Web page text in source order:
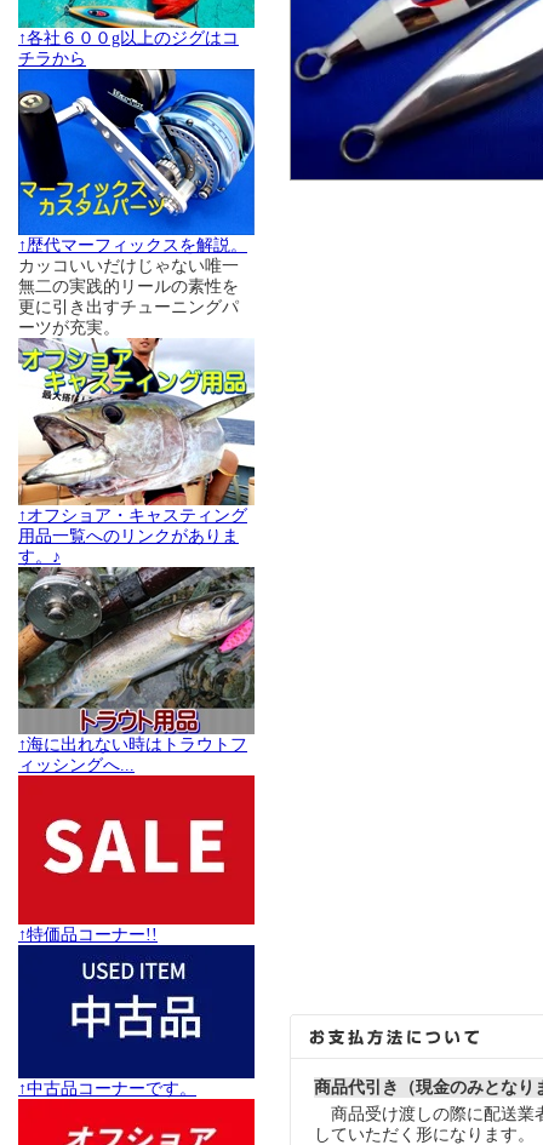
↑各社６００g以上のジグはコ
チラから
↑歴代マーフィックスを解説。
カッコいいだけじゃない唯一
無二の実践的リールの素性を
更に引き出すチューニングパ
ーツが充実。
↑オフショア・キャスティング
用品一覧へのリンクがありま
す。♪
↑海に出れない時はトラウトフ
ィッシングへ...
↑特価品コーナー!!
↑中古品コーナーです。
商品代引き（現金のみとなり
商品受け渡しの際に配送業
していただく形になります。